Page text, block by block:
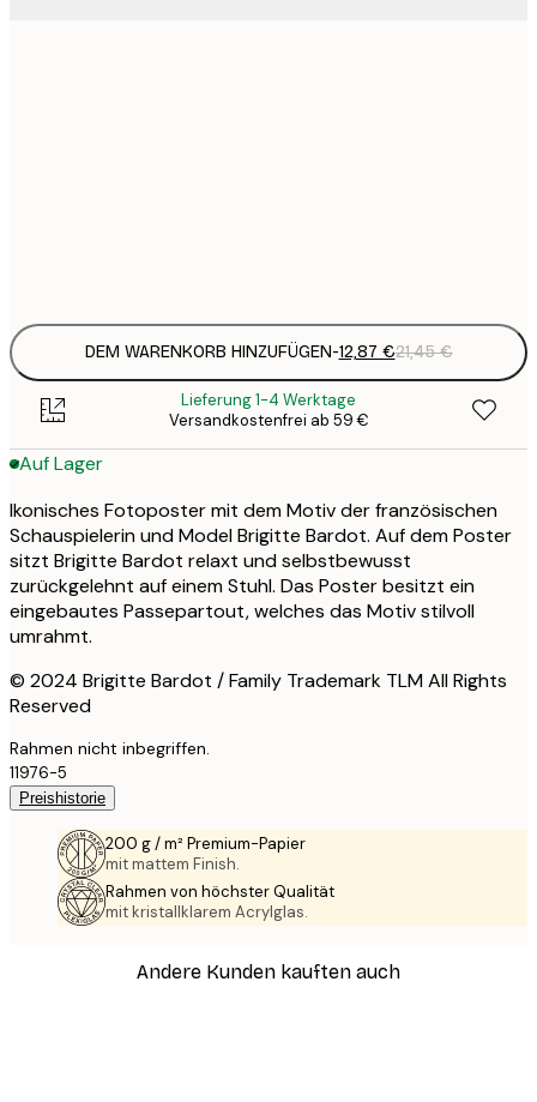
DEM WARENKORB HINZUFÜGEN-12,87 €21,45 €
Lieferung 1-4 Werktage
Versandkostenfrei ab 59 €
Auf Lager
Ikonisches Fotoposter mit dem Motiv der französischen
Schauspielerin und Model Brigitte Bardot. Auf dem Poster
sitzt Brigitte Bardot relaxt und selbstbewusst
zurückgelehnt auf einem Stuhl. Das Poster besitzt ein
eingebautes Passepartout, welches das Motiv stilvoll
umrahmt.
© 2024 Brigitte Bardot / Family Trademark TLM All Rights
Reserved
Rahmen nicht inbegriffen.
11976-5
Preishistorie
200 g / m² Premium-Papier
mit mattem Finish.
Rahmen von höchster Qualität
mit kristallklarem Acrylglas.
Andere Kunden kauften auch